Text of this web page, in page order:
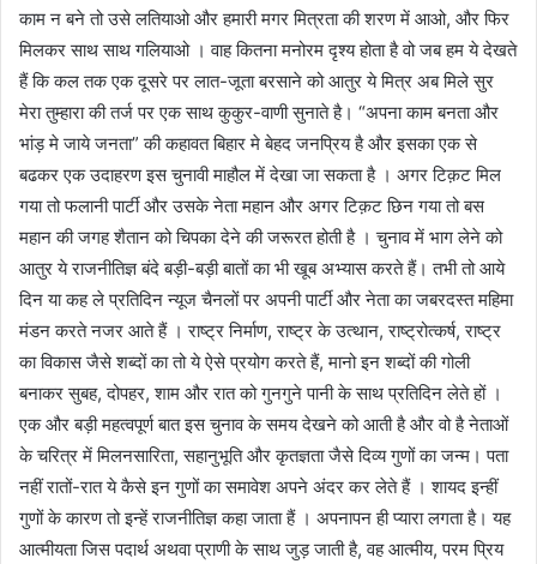
काम न बने तो उसे लतियाओ और हमारी मगर मित्रता की शरण में आओ, और फिर
मिलकर साथ साथ गलियाओ । वाह कितना मनोरम दृश्य होता है वो जब हम ये देखते
हैं कि कल तक एक दूसरे पर लात-जूता बरसाने को आतुर ये मित्र अब मिले सुर
मेरा तुम्हारा की तर्ज पर एक साथ कुकुर-वाणी सुनाते है। “अपना काम बनता और
भांड़ मे जाये जनता” की कहावत बिहार मे बेहद जनप्रिय है और इसका एक से
बढकर एक उदाहरण इस चुनावी माहौल में देखा जा सकता है । अगर टिक़ट मिल
गया तो फलानी पार्टी और उसके नेता महान और अगर टिक़ट छिन गया तो बस
महान की जगह शैतान को चिपका देने की जरूरत होती है । चुनाव में भाग लेने को
आतुर ये राजनीतिज्ञ बंदे बड़ी-बड़ी बातों का भी खूब अभ्यास करते हैं। तभी तो आये
दिन या कह ले प्रतिदिन न्यूज चैनलों पर अपनी पार्टी और नेता का जबरदस्त महिमा
मंडन करते नजर आते हैं । राष्ट्र निर्माण, राष्ट्र के उत्थान, राष्ट्रोत्कर्ष, राष्ट्र
का विकास जैसे शब्दों का तो ये ऐसे प्रयोग करते हैं, मानो इन शब्दों की गोली
बनाकर सुबह, दोपहर, शाम और रात को गुनगुने पानी के साथ प्रतिदिन लेते हों ।
एक और बड़ी महत्वपूर्ण बात इस चुनाव के समय देखने को आती है और वो है नेताओं
के चरित्र में मिलनसारिता, सहानुभूति और कृतज्ञता जैसे दिव्य गुणों का जन्म। पता
नहीं रातों-रात ये कैसे इन गुणों का समावेश अपने अंदर कर लेते हैं । शायद इन्हीं
गुणों के कारण तो इन्हें राजनीतिज्ञ कहा जाता हैं । अपनापन ही प्यारा लगता है। यह
आत्मीयता जिस पदार्थ अथवा प्राणी के साथ जुड़ जाती है, वह आत्मीय, परम प्रिय